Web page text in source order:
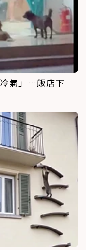
氣」…飯店下一